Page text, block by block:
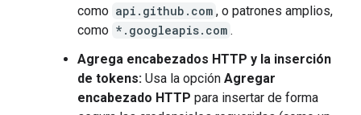
como api.github.com , o patrones amplios,
como *.googleapis.com .
Agrega encabezados HTTP y la inserción
de tokens: Usa la opción Agregar
encabezado HTTP para insertar de forma